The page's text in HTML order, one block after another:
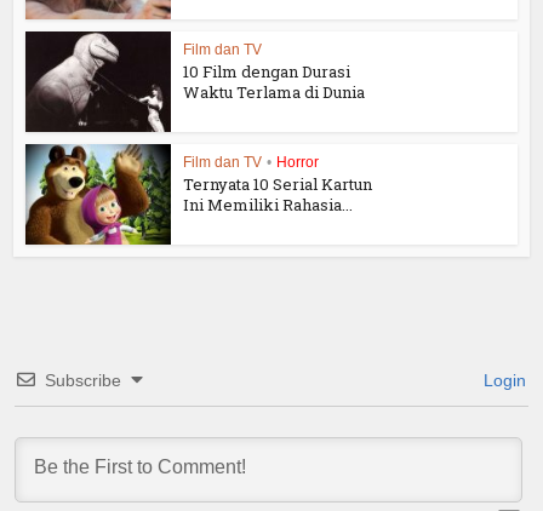
Film dan TV
10 Film dengan Durasi
Waktu Terlama di Dunia
Film dan TV • Horror
Ternyata 10 Serial Kartun
Ini Memiliki Rahasia...
Subscribe Login